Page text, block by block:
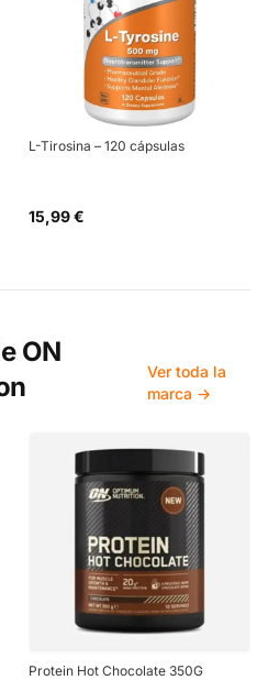
L-Tirosina – 120 cápsulas
15,99 €
ON
Ver toda la
marca →
Protein Hot Chocolate 350G